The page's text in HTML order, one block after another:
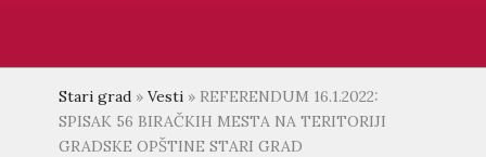
Stari grad » Vesti » REFERENDUM 16.1.2022:
SPISAK 56 BIRAČKIH MESTA NA TERITORIJI
GRADSKE OPŠTINE STARI GRAD